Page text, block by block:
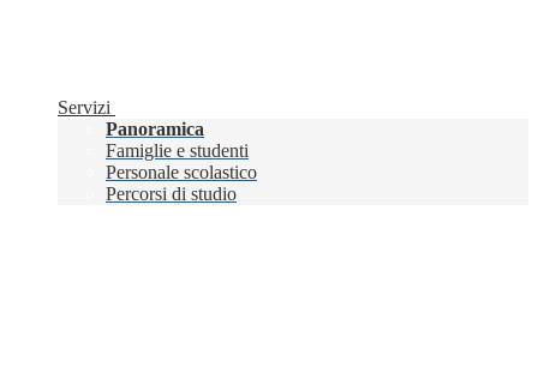
Servizi
Panoramica
Famiglie e studenti
Personale scolastico
Percorsi di studio